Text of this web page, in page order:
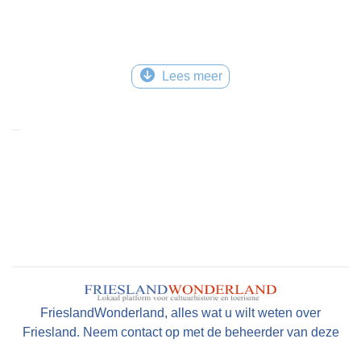
Lees meer
FrieslandWonderland, alles wat u wilt weten over
Friesland. Neem contact op met de beheerder van deze